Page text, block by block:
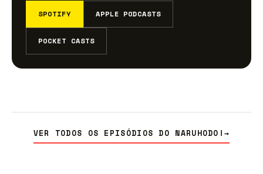
SPOTIFY APPLE PODCASTS
POCKET CASTS
VER TODOS OS EPISÓDIOS DO NARUHODO!→